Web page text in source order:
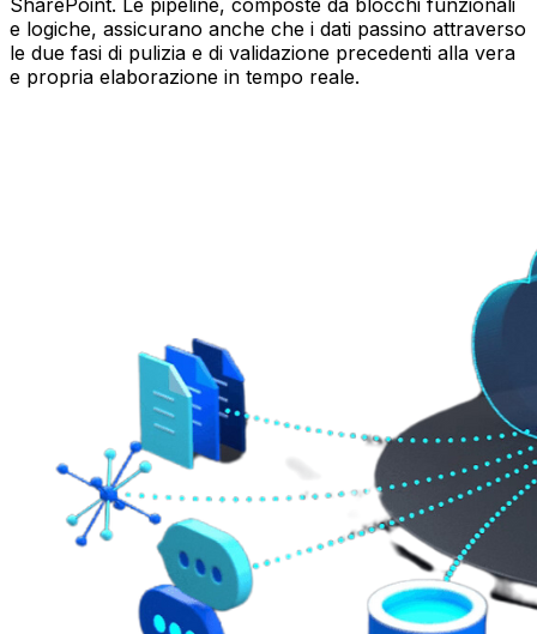
SharePoint. Le pipeline, composte da blocchi funzionali
e logiche, assicurano anche che i dati passino attraverso
le due fasi di pulizia e di validazione precedenti alla vera
e propria elaborazione in tempo reale.